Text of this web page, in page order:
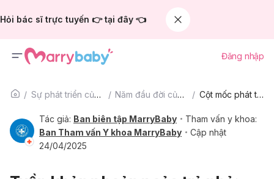
Hỏi bác sĩ trực tuyến 👉 tại đây 👈
Đăng nhập
Sự phát triển của trẻ Năm đầu đời của bé Cột mốc phát triển
Tác giả: Ban biên tập MarryBaby
Tham vấn y khoa:
Ban Tham vấn Y khoa MarryBaby
Cập nhật
24/04/2025